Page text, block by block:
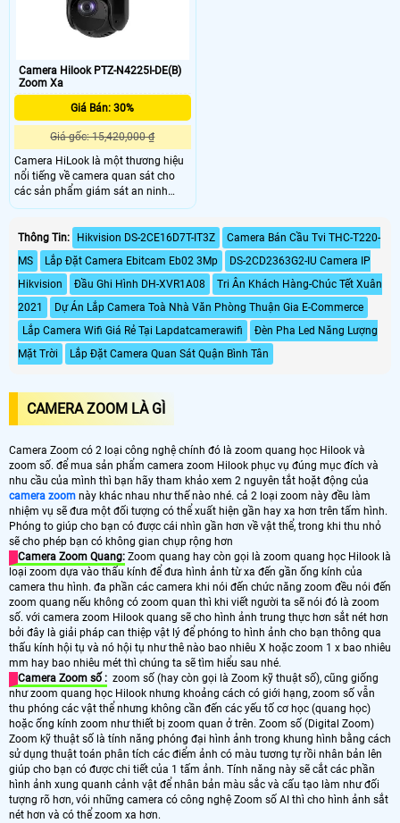
phân giải phù hợp với giá thành sản
phẩm, khả năng truyền dẫn tín hiệu
đi xa đẽ dàng lắp đặt cho các công
Camera Hilook PTZ-N4225I-DE(B)
Zoom Xa
Giá Bán: 30%
Giá gốc: 15,420,000 ₫
Camera HiLook là một thương hiệu
nổi tiếng về camera quan sát cho
các sản phẩm giám sát an ninh
Video tại Việt Nam. Camera PTZ
lượng, độ phân giải ghi hình lên tới
2MP, độ phân giải HD cho hình ảnh
sắc nét, chất lượng cao, mẫu mã thu
, Camera Hilook Được đầu tư theo
tiêu chuẩn châu Âu thương hiệu với
uy tín số 1 thế giới chọn CAMERA
HILOOK PTZ-N4225I-DE(B) Hình ảnh
chất lượng sáng đẹp và trung thực
cho hệ thống camera giám sát
Thông Tin: Hikvision DS-2CE16D7T-IT3Z
Camera Bán Cầu Tvi THC-T220-
MS
Lắp Đặt Camera Ebitcam Eb02 3Mp
DS-2CD2363G2-IU Camera IP
Hikvision
Đầu Ghi Hình DH-XVR1A08
Tri Ân Khách Hàng-Chúc Tết Xuân
2021
Dự Án Lắp Camera Toà Nhà Văn Phòng Thuận Gia E-Commerce
Lắp Camera Wifi Giá Rẻ Tại Lapdatcamerawifi
Đèn Pha Led Năng Lượng
Mặt Trời
Lắp Đặt Camera Quan Sát Quận Bình Tân
CAMERA ZOOM LÀ GÌ
Camera Zoom có 2 loại công nghệ chính đó là zoom quang học Hilook và
zoom số. để mua sản phẩm camera zoom Hilook phục vụ đúng mục đích và
nhu cầu của mình thì bạn hãy tham khảo xem 2 nguyên tắt hoặt động của
camera zoom này khác nhau như thế nào nhé. cả 2 loại zoom này đều làm
nhiệm vụ sẽ đưa một đối tượng có thể xuất hiện gần hay xa hơn trên tấm hình.
Phóng to giúp cho bạn có được cái nhìn gần hơn về vật thể, trong khi thu nhỏ
sẽ cho phép bạn có không gian chụp rộng hơn
Camera Zoom Quang: Zoom quang hay còn gọi là zoom quang học Hilook là
loại zoom dựa vào thấu kính để đưa hình ảnh từ xa đến gần ống kính của
camera thu hình. đa phần các camera khi nói đến chức năng zoom đều nói đến
zoom quang nếu không có zoom quan thì khi viết người ta sẽ nói đó là zoom
số. với camera zoom Hilook quang sẽ cho hình ảnh trung thực hơn sắt nét hơn
bởi đây là giải pháp can thiệp vật lý để phóng to hình ảnh cho bạn thông qua
thấu kính hội tụ và nó hội tụ như thê nào bao nhiêu X hoặc zoom 1 x bao nhiêu
mm hay bao nhiêu mét thì chúng ta sẽ tìm hiểu sau nhé.
Camera Zoom số : zoom số (hay còn gọi là Zoom kỹ thuật số), cũng giống
như zoom quang học Hilook nhưng khoảng cách có giới hạng, zoom số vẫn
thu phóng các vật thể nhưng không cần đến các yếu tố cơ học (quang học)
hoặc ống kính zoom như thiết bị zoom quan ở trên. Zoom số (Digital Zoom)
Zoom kỹ thuật số là tính năng phóng đại hình ảnh trong khung hình bằng cách
sử dụng thuật toán phân tích các điểm ảnh có màu tương tự rồi nhân bản lên
giúp cho bạn có được chi tiết của 1 tấm ảnh. Tính năng này sẽ cắt các phần
hình ảnh xung quanh cảnh vật để nhân bản màu sắc và cấu tạo làm như đối
tượng rõ hơn, vói những camera có công nghệ Zoom số AI thì cho hình ảnh sắt
nét hơn và có thể zoom xa hơn.